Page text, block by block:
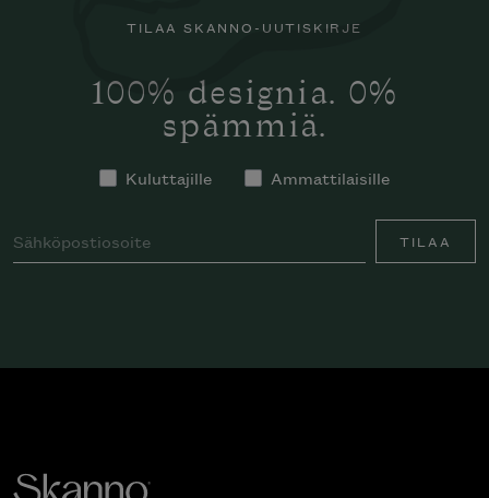
TILAA SKANNO-UUTISKIRJE
100% designia. 0%
spämmiä.
Kuluttajille Ammattilaisille
TILAA